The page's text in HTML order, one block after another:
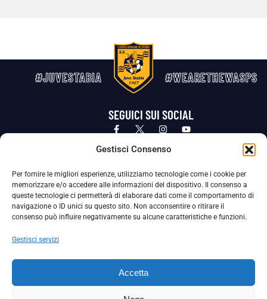
Gestisci Consenso
Per fornire le migliori esperienze, utilizziamo tecnologie come i cookie per
memorizzare e/o accedere alle informazioni del dispositivo. Il consenso a
queste tecnologie ci permetterà di elaborare dati come il comportamento di
navigazione o ID unici su questo sito. Non acconsentire o ritirare il
consenso può influire negativamente su alcune caratteristiche e funzioni.
Gestisci servizi
Accetta
#JUVESTABIA #WEARETHEWASPS
SEGUICI SUI SOCIAL
Privacy Policy Cookie Policy
La Società ha nominato il Responsabile della Protezione dei Dati Personali (DPO), figura specializzata che vigila sulle modalità
adottate dalla nostra Società per tutelare i Suoi dati personali.
Per contattare il DPO può scrivere a